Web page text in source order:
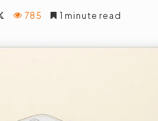
Follow
X
785 1 minute read